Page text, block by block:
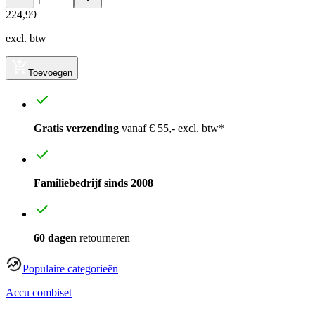
224,99
excl. btw
Toevoegen
Gratis verzending vanaf € 55,- excl. btw*
Familiebedrijf sinds 2008
60 dagen retourneren
Populaire categorieën
Accu combiset